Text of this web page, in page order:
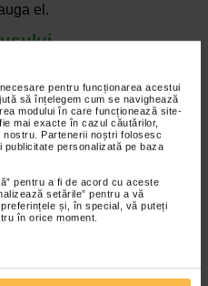
pentru funcționarea acestui
să înțelegem cum se navighează
modului în care funcționează site-
mai exacte în cazul căutărilor,
Partenerii noștri folosesc
personalizată pe baza
pentru a fi de acord cu aceste
setările” pentru a vă
și, în special, vă puteți
în orice moment.
el.
lapte sau nu puteti
partenerul sa hraneasca
cateva zile, folosind
discutati acest lucru cu
lactatie, care va va putea
umplerea usoara a
amelioreaza simptomele